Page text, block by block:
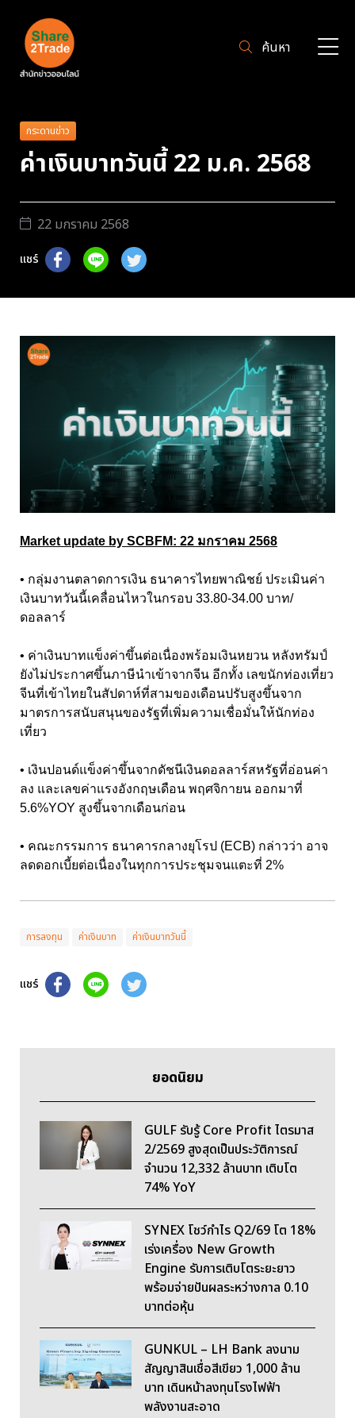
ค้นหา
กระดานข่าว
ค่าเงินบาทวันนี้ 22 ม.ค. 2568
22 มกราคม 2568
แชร์
Market update by SCBFM: 22 มกราคม 2568
• กลุ่มงานตลาดการเงิน ธนาคารไทยพาณิชย์ ประเมินค่า
เงินบาทวันนี้เคลื่อนไหวในกรอบ 33.80-34.00 บาท/
ดอลลาร์
• ค่าเงินบาทแข็งค่าขึ้นต่อเนื่องพร้อมเงินหยวน หลังทรัมป์
ยังไม่ประกาศขึ้นภาษีนำเข้าจากจีน อีกทั้ง เลขนักท่องเที่ยว
จีนที่เข้าไทยในสัปดาห์ที่สามของเดือนปรับสูงขึ้นจาก
มาตรการสนับสนุนของรัฐที่เพิ่มความเชื่อมั่นให้นักท่อง
เที่ยว
• เงินปอนด์แข็งค่าขึ้นจากดัชนีเงินดอลลาร์สหรัฐที่อ่อนค่า
ลง และเลขค่าแรงอังกฤษเดือน พฤศจิกายน ออกมาที่
5.6%YOY สูงขึ้นจากเดือนก่อน
• คณะกรรมการ ธนาคารกลางยุโรป (ECB) กล่าวว่า อาจ
ลดดอกเบี้ยต่อเนื่องในทุกการประชุมจนแตะที่ 2%
การลงทุน ค่าเงินบาท ค่าเงินบาทวันนี้
แชร์
ยอดนิยม
GULF รับรู้ Core Profit ไตรมาส
2/2569 สูงสุดเป็นประวัติการณ์
จำนวน 12,332 ล้านบาท เติบโต
74% YoY
SYNEX โชว์กำไร Q2/69 โต 18%
เร่งเครื่อง New Growth
Engine รับการเติบโตระยะยาว
พร้อมจ่ายปันผลระหว่างกาล 0.10
บาทต่อหุ้น
GUNKUL – LH Bank ลงนาม
สัญญาสินเชื่อสีเขียว 1,000 ล้าน
บาท เดินหน้าลงทุนโรงไฟฟ้า
พลังงานสะอาด